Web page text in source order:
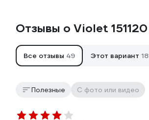
Отзывы о Violet 151120
Все отзывы 49 Этот вариант 18
Полезные С фото или видео